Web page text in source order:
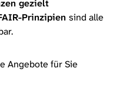
gezielt
Prinzipien sind alle
Angebote für Sie